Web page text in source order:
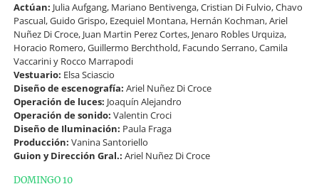
Actúan: Julia Aufgang, Mariano Bentivenga, Cristian Di Fulvio, Chavo
Pascual, Guido Grispo, Ezequiel Montana, Hernán Kochman, Ariel
Nuñez Di Croce, Juan Martin Perez Cortes, Jenaro Robles Urquiza,
Horacio Romero, Guillermo Berchthold, Facundo Serrano, Camila
Vaccarini y Rocco Marrapodi
Vestuario: Elsa Sciascio
Diseño de escenografía: Ariel Nuñez Di Croce
Operación de luces: Joaquín Alejandro
Operación de sonido: Valentin Croci
Diseño de Iluminación: Paula Fraga
Producción: Vanina Santoriello
Guion y Dirección Gral.: Ariel Nuñez Di Croce
DOMINGO 10